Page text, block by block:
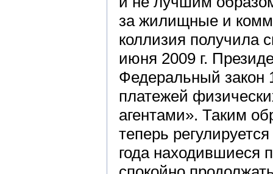
за жилищные и
коллизия получила
июня 2009 г.
Федеральный закон
платежей
агентами». Таким
теперь
года находившиеся